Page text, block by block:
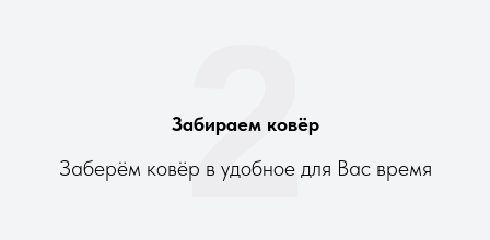
Забираем ковёр
Заберём ковёр в удобное для Вас время
2